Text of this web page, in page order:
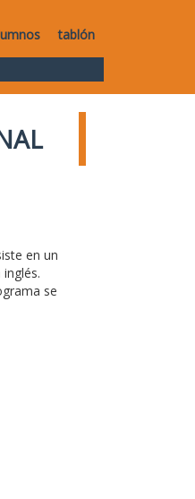
tablón
en un
se